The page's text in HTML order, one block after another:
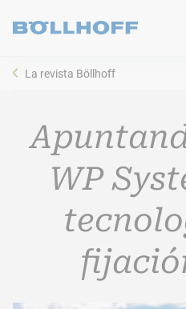
La revista Böllhoff
WP